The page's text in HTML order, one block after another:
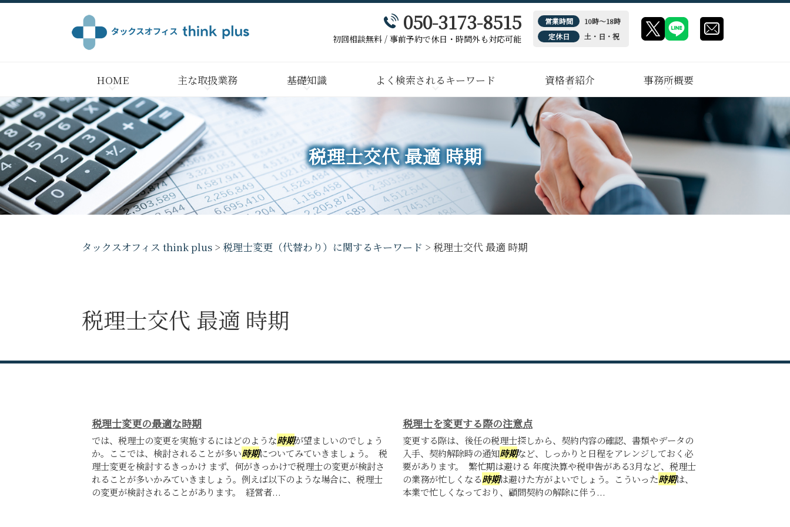
税理士交代 最適 時期
050-3173-8515
初回相談無料 / 事前予約で休日・時間外も対応可能
営業時間
10時～18時
定休日
土・日・祝
HOME 主な取扱業務 基礎知識 よく検索されるキーワード 資格者紹介 事務所概要
タックスオフィス think plus > 税理士変更（代替わり）に関するキーワード > 税理士交代 最適 時期
税理士交代 最適 時期
税理士変更の最適な時期
では、税理士の変更を実施するにはどのような時期が望ましいのでしょう
か。ここでは、検討されることが多い時期についてみていきましょう。 税
理士変更を検討するきっかけ まず、何がきっかけで税理士の変更が検討さ
れることが多いかみていきましょう。例えば以下のような場合に、税理士
の変更が検討されることがあります。 経営者...
税理士を変更する際の注意点
変更する際は、後任の税理士探しから、契約内容の確認、書類やデータの
入手、契約解除時の通知時期など、しっかりと日程をアレンジしておく必
要があります。 繁忙期は避ける 年度決算や税申告がある3月など、税理士
の業務が忙しくなる時期は避けた方がよいでしょう。こういった時期は、
本業で忙しくなっており、顧問契約の解除に伴う...